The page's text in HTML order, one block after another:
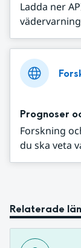
Ladda ner
Prognoser
Forskning
du ska veta
Relaterade